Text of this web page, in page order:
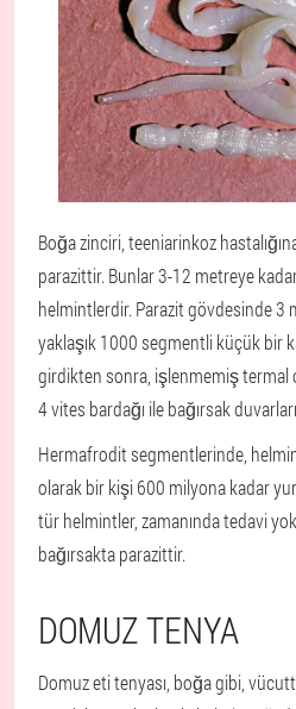
Boğa zinciri, teeniarinkoz
parazittir. Bunlar 3-12 metreye
helmintlerdir. Parazit gövdesinde 3
yaklaşık 1000 segmentli küçük bir
girdikten sonra, işlenmemiş termal
4 vites bardağı ile bağırsak
Hermafrodit segmentlerinde,
olarak bir kişi 600 milyona kadar
tür helmintler, zamanında tedavi
bağırsakta parazittir.
DOMUZ TENYA
Domuz eti tenyası, boğa gibi,